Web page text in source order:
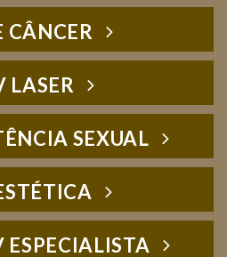
CÂNCER
LASER
SEXUAL
ESPECIALISTA